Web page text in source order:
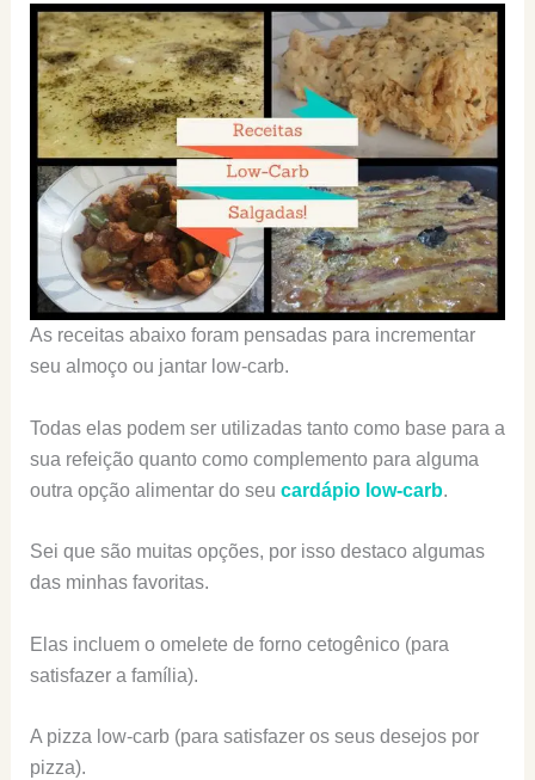
As receitas abaixo foram pensadas para incrementar
seu almoço ou jantar low-carb.
Todas elas podem ser utilizadas tanto como base para a
sua refeição quanto como complemento para alguma
outra opção alimentar do seu cardápio low-carb.
Sei que são muitas opções, por isso destaco algumas
das minhas favoritas.
Elas incluem o omelete de forno cetogênico (para
satisfazer a família).
A pizza low-carb (para satisfazer os seus desejos por
pizza).